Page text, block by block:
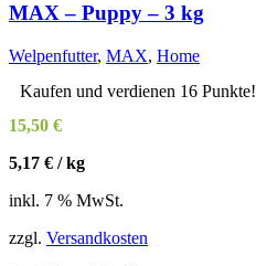
MAX – Puppy – 3 kg
Welpenfutter, MAX, Home
Kaufen und verdienen 16 Punkte!
15,50 €
5,17 € /kg
inkl. 7 % MwSt.
zzgl. Versandkosten